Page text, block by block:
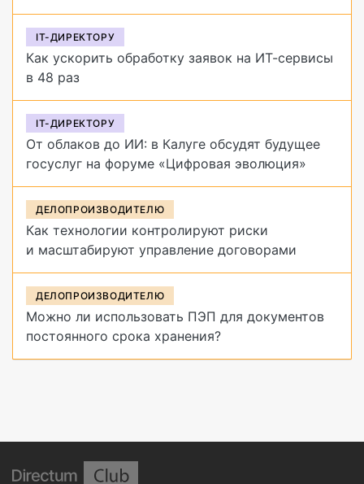
от него избавиться
IT-ДИРЕКТОРУ
Как ускорить обработку заявок на ИТ-сервисы
в 48 раз
IT-ДИРЕКТОРУ
От облаков до ИИ: в Калуге обсудят будущее
госуслуг на форуме «Цифровая эволюция»
ДЕЛОПРОИЗВОДИТЕЛЮ
Как технологии контролируют риски
и масштабируют управление договорами
ДЕЛОПРОИЗВОДИТЕЛЮ
Можно ли использовать ПЭП для документов
постоянного срока хранения?